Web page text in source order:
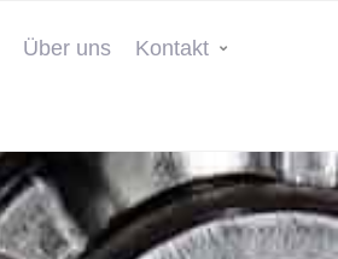
Über uns Kontakt